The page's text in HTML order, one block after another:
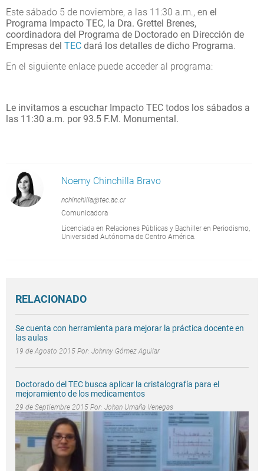
Este sábado 5 de noviembre, a las 11:30 a.m., en el
Programa Impacto TEC, la Dra. Grettel Brenes,
coordinadora del Programa de Doctorado en Dirección de
Empresas del TEC dará los detalles de dicho Programa.
En el siguiente enlace puede acceder al programa:
Le invitamos a escucharImpacto TEC todos los sábados a
las 11:30 a.m. por 93.5 F.M. Monumental.
Noemy Chinchilla Bravo
nchinchilla@tec.ac.cr
Comunicadora
Licenciada en Relaciones Públicas y Bachiller en Periodismo,
Universidad Autónoma de Centro América.
RELACIONADO
Se cuenta con herramienta para mejorar la práctica docente en
las aulas
19 de Agosto 2015 Por: Johnny Gómez Aguilar
Doctorado del TEC busca aplicar la cristalografía para el
mejoramiento de los medicamentos
29 de Septiembre 2015 Por: Johan Umaña Venegas